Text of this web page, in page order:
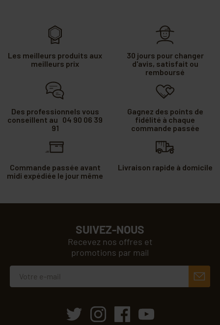
Les meilleurs produits aux
meilleurs prix
30 jours pour changer
d'avis, satisfait ou
remboursé
Des professionnels vous
conseillent au 04 90 06 39
91
Gagnez des points de
fidélité à chaque
commande passée
Commande passée avant
midi expédiée le jour même
Livraison rapide à domicile
SUIVEZ-NOUS
Recevez nos offres et
promotions par mail